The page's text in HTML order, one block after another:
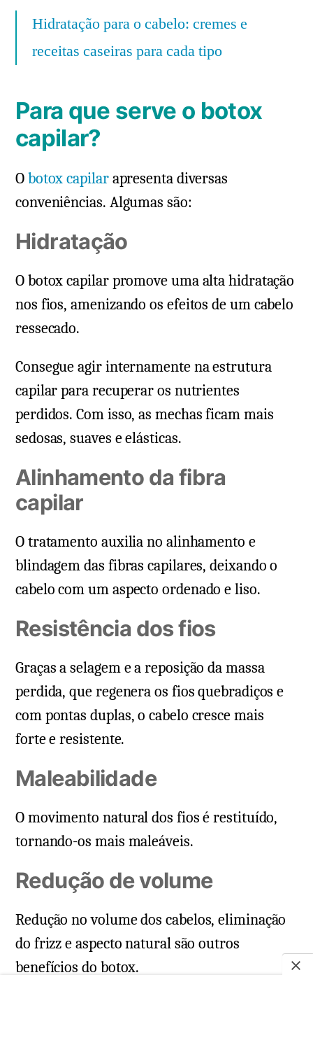
Hidratação para o cabelo: cremes e
receitas caseiras para cada tipo
Para que serve o botox
capilar?
Obotox capilarapresenta diversas
conveniências. Algumas são:
Hidratação
O botox capilar promove uma alta hidratação
nos fios, amenizando os efeitos de um cabelo
ressecado.
Consegue agir internamente na estrutura
capilar para recuperar os nutrientes
perdidos. Com isso, as mechas ficam mais
sedosas, suaves e elásticas.
Alinhamento da fibra
capilar
O tratamento auxilia no alinhamento e
blindagem das fibras capilares, deixando o
cabelo com um aspecto ordenado e liso.
Resistência dos fios
Graças a selagem e a reposição da massa
perdida, que regenera os fios quebradiços e
com pontas duplas, o cabelo cresce mais
forte e resistente.
Maleabilidade
O movimento natural dos fios é restituído,
tornando-os mais maleáveis.
Redução de volume
Redução no volume dos cabelos, eliminação
do frizz e aspecto natural são outros
benefícios do botox.